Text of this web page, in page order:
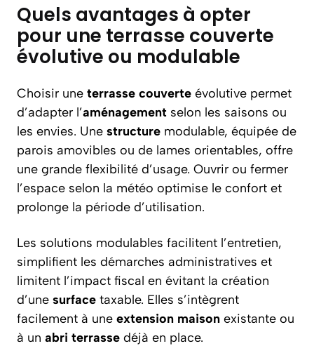
Quels avantages à opter
pour une terrasse couverte
évolutive ou modulable
Choisir une terrasse couverte évolutive permet
d’adapter l’aménagement selon les saisons ou
les envies. Une structure modulable, équipée de
parois amovibles ou de lames orientables, offre
une grande flexibilité d’usage. Ouvrir ou fermer
l’espace selon la météo optimise le confort et
prolonge la période d’utilisation.
Les solutions modulables facilitent l’entretien,
simplifient les démarches administratives et
limitent l’impact fiscal en évitant la création
d’une surface taxable. Elles s’intègrent
facilement à une extension maison existante ou
à un abri terrasse déjà en place.